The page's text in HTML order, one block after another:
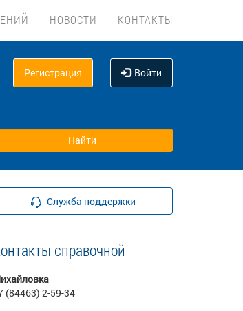
НОВОСТИ КОНТАКТЫ
Регистрация Войти
Служба поддержки
справочной
(84463) 2-59-34